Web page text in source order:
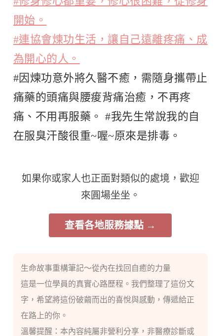
開始。
#連協會煉功生活，讓自己遠離疼痛、成
為開心的人。
#因煉功意外將久醫不癒，需隨身攜帶止
痛藥的頭痛與腰痠背痛治癒，不再疼
痛、不用再服藥。 #我先生常說我的自
在服臭汗酸很重~喔~原來是排毒。
如果你或家人也正面對類似的處境，歡迎
來圓場坐坐。
查看各地服務據點 →
生命故事重構筆記～從內在找回自癒的力量
這是一位學員的真實心路歷程。我們整理了這份文
字，希望將這份破繭而出的喜悅與感動，傳遞給正
在路上的你。
溫馨提醒：本內容純屬非營利分享，非醫療診斷或